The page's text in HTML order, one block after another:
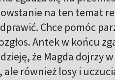
na ten temat
Chce pomóc
Antek w końcu
że Magda dojrzy
ale również losy i